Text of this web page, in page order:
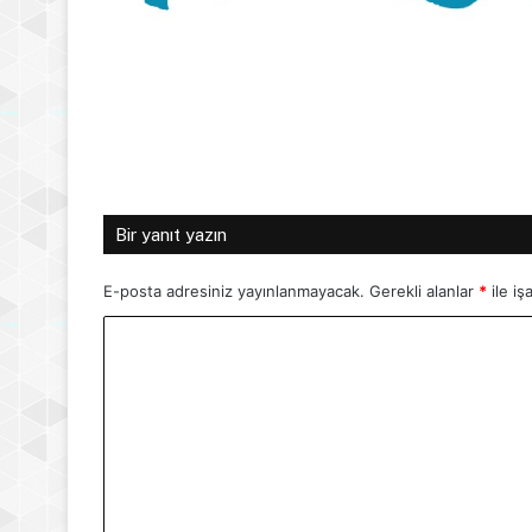
Bir yanıt yazın
E-posta adresiniz yayınlanmayacak. Gerekli alanlar * ile